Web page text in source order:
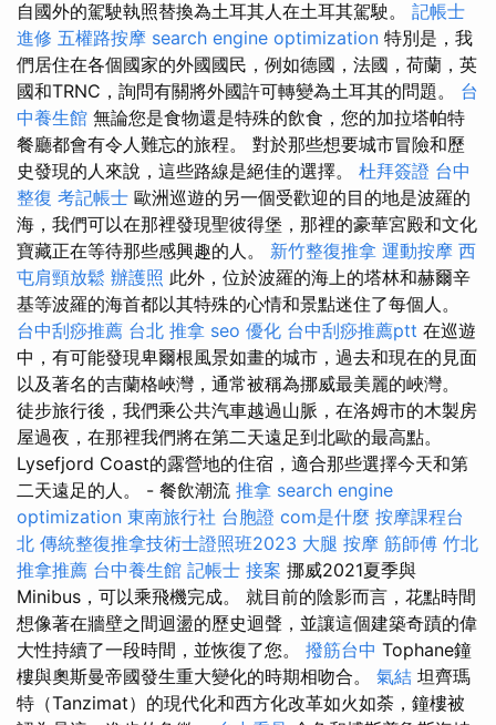
自國外的駕駛執照替換為土耳其人在土耳其駕駛。 記帳士
進修 五權路按摩 search engine optimization 特別是，我
們居住在各個國家的外國國民，例如德國，法國，荷蘭，英
國和TRNC，詢問有關將外國許可轉變為土耳其的問題。 台
中養生館 無論您是食物還是特殊的飲食，您的加拉塔帕特
餐廳都會有令人難忘的旅程。 對於那些想要城市冒險和歷
史發現的人來說，這些路線是絕佳的選擇。 杜拜簽證 台中
整復 考記帳士 歐洲巡遊的另一個受歡迎的目的地是波羅的
海，我們可以在那裡發現聖彼得堡，那裡的豪華宮殿和文化
寶藏正在等待那些感興趣的人。 新竹整復推拿 運動按摩 西
屯肩頸放鬆 辦護照 此外，位於波羅的海上的塔林和赫爾辛
基等波羅的海首都以其特殊的心情和景點迷住了每個人。
台中刮痧推薦 台北 推拿 seo 優化 台中刮痧推薦ptt 在巡遊
中，有可能發現卑爾根風景如畫的城市，過去和現在的見面
以及著名的吉蘭格峽灣，通常被稱為挪威最美麗的峽灣。
徒步旅行後，我們乘公共汽車越過山脈，在洛姆市的木製房
屋過夜，在那裡我們將在第二天遠足到北歐的最高點。
Lysefjord Coast的露營地的住宿，適合那些選擇今天和第
二天遠足的人。 - 餐飲潮流 推拿 search engine
optimization 東南旅行社 台胞證 com是什麼 按摩課程台
北 傳統整復推拿技術士證照班2023 大腿 按摩 筋師傅 竹北
推拿推薦 台中養生館 記帳士 接案 挪威2021夏季與
Minibus，可以乘飛機完成。 就目前的陰影而言，花點時間
想像著在牆壁之間迴盪的歷史迴聲，並讓這個建築奇蹟的偉
大性持續了一段時間，並恢復了您。 撥筋台中 Tophane鐘
樓與奧斯曼帝國發生重大變化的時期相吻合。 氣結 坦齊瑪
特（Tanzimat）的現代化和西方化改革如火如荼，鐘樓被